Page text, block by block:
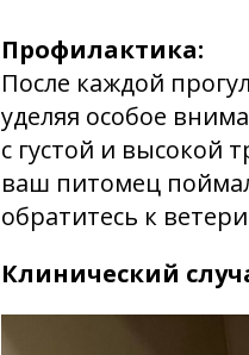
Профилактика:
После каждой
уделяя особое
с густой и высокой
ваш питомец
обратитесь к
Клинический